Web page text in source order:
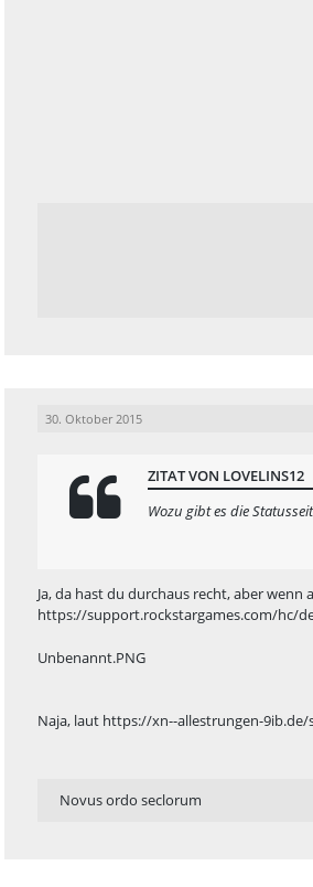
30. Oktober 2015
ZITAT VON LOVELINS12
Wozu gibt es die
Ja, da hast du durchaus recht, aber
https://support.rockstargames.com/hc/
Unbenannt.PNG
Naja, laut https://xn--allestrungen-
Novus ordo seclorum